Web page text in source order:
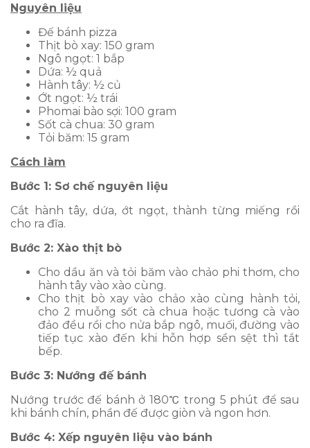
Nguyên liệu
Đế bánh pizza
Thịt bò xay: 150 gram
Ngô ngọt: 1 bắp
Dứa: ½ quả
Hành tây: ½ củ
Ớt ngọt: ½ trái
Phomai bào sợi: 100 gram
Sốt cà chua: 30 gram
Tỏi băm: 15 gram
Cách làm
Bước 1: Sơ chế nguyên liệu
Cắt hành tây, dứa, ớt ngọt, thành từng miếng rồi
cho ra đĩa.
Bước 2: Xào thịt bò
Cho dầu ăn và tỏi băm vào chảo phi thơm, cho
hành tây vào xào cùng.
Cho thịt bò xay vào chảo xào cùng hành tỏi,
cho 2 muỗng sốt cà chua hoặc tương cà vào
đảo đều rồi cho nửa bắp ngô, muối, đường vào
tiếp tục xào đến khi hỗn hợp sền sệt thì tắt
bếp.
Bước 3: Nướng đế bánh
Nướng trước đế bánh ở 180℃ trong 5 phút để sau
khi bánh chín, phần đế được giòn và ngon hơn.
Bước 4: Xếp nguyên liệu vào bánh